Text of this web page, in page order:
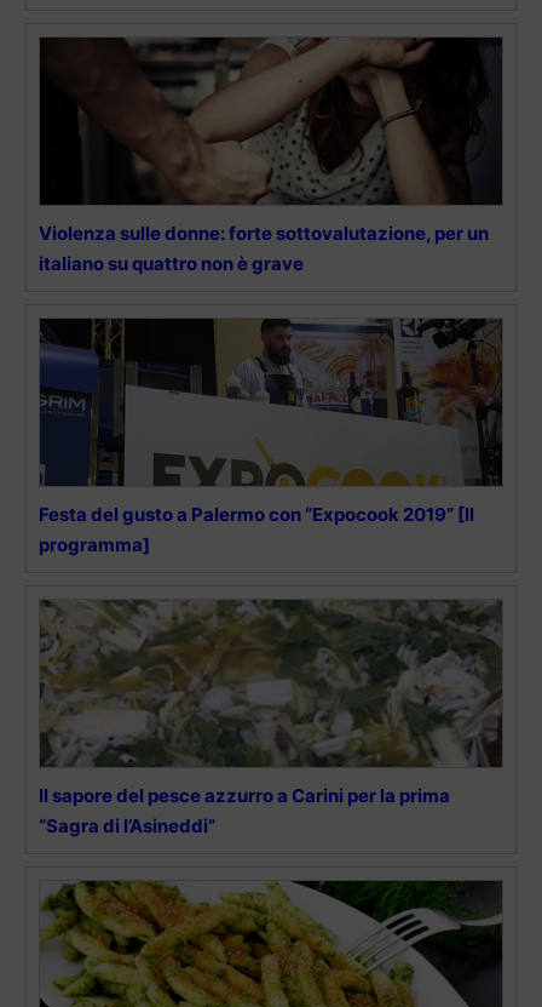
Violenza sulle donne: forte sottovalutazione, per un
italiano su quattro non è grave
Festa del gusto a Palermo con “Expocook 2019” [Il
programma]
Il sapore del pesce azzurro a Carini per la prima
“Sagra di l’Asineddi”